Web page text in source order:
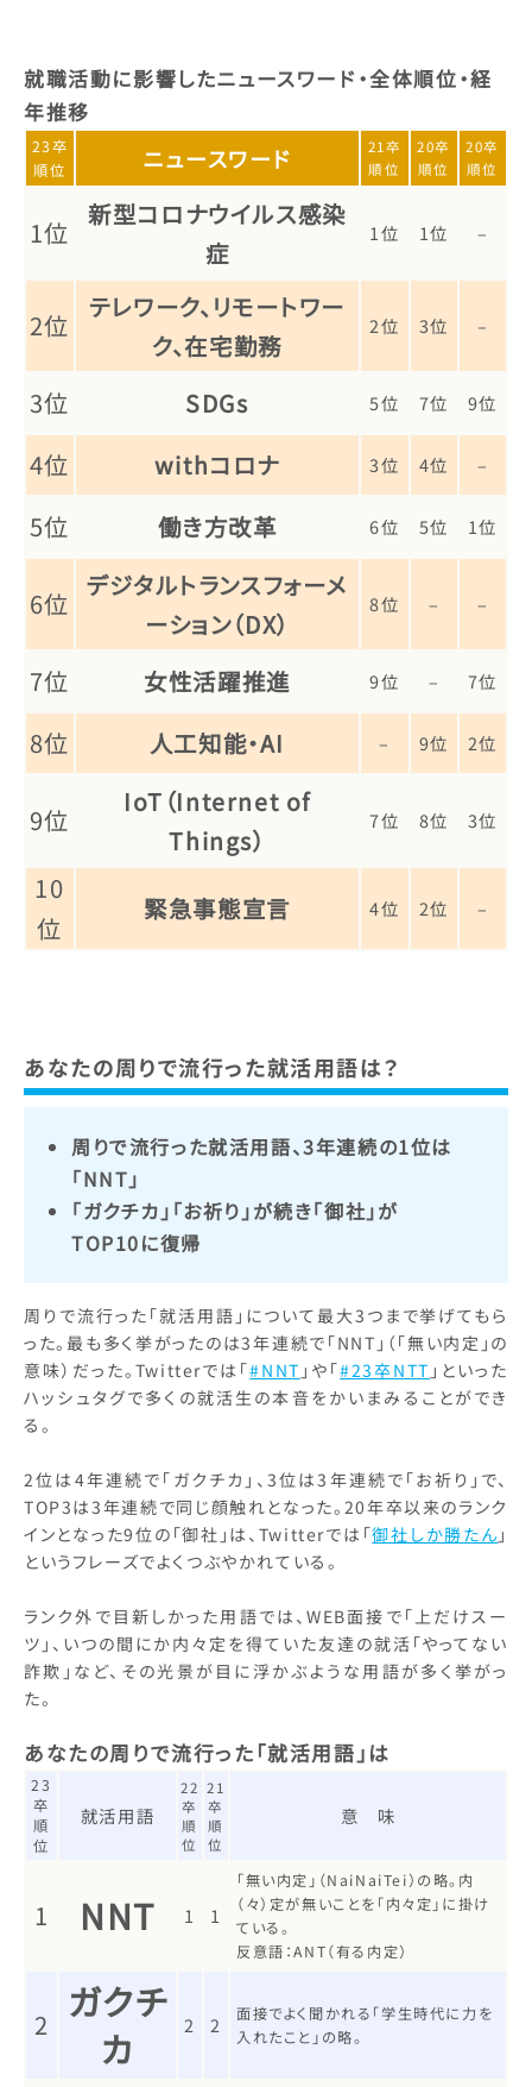
就職活動に影響したニュースワード・全体順位・経
年推移
23卒
順位
ニュースワード
21卒
順位
20卒
順位
20卒
順位
1位
新型コロナウイルス感染
症
1位 1位 –
2位
テレワーク、リモートワー
ク、在宅勤務
2位 3位 –
3位 SDGs 5位 7位 9位
4位 withコロナ 3位 4位 –
5位 働き方改革 6位 5位 1位
6位
デジタルトランスフォーメ
ーション（DX）
8位 – –
7位 女性活躍推進 9位 – 7位
8位 人工知能・AI – 9位 2位
9位
IoT（Internet of
Things）
7位 8位 3位
10
位
緊急事態宣言 4位 2位 –
あなたの周りで流行った就活用語は？
周りで流行った就活用語、3年連続の1位は
「NNT」
「ガクチカ」「お祈り」が続き「御社」が
TOP10に復帰
周りで流行った「就活用語」について最大3つまで挙げてもら
った。最も多く挙がったのは3年連続で「NNT」（「無い内定」の
意味）だった。Twitterでは「#NNT 」や「#23卒NTT 」といった
ハッシュタグで多くの就活生の本音をかいまみることができ
る。
2位は4年連続で「ガクチカ」、3位は3年連続で「お祈り」で、
TOP3は3年連続で同じ顔触れとなった。20年卒以来のランク
インとなった9位の「御社」は、Twitterでは「御社しか勝たん 」
というフレーズでよくつぶやかれている。
ランク外で目新しかった用語では、WEB面接で「上だけスー
ツ」、いつの間にか内々定を得ていた友達の就活「やってない
詐欺」など、その光景が目に浮かぶような用語が多く挙がっ
た。
あなたの周りで流行った「就活用語」は
23
卒
順
位
就活用語
22
卒
順
位
21
卒
順
位
意 味
1 NNT 1 1
「無い内定」（NaiNaiTei）の略。内
（々）定が無いことを「内々定」に掛け
ている。
反意語：ANT（有る内定）
2
ガクチ
カ
2 2
面接でよく聞かれる「学生時代に力を
入れたこと」の略。